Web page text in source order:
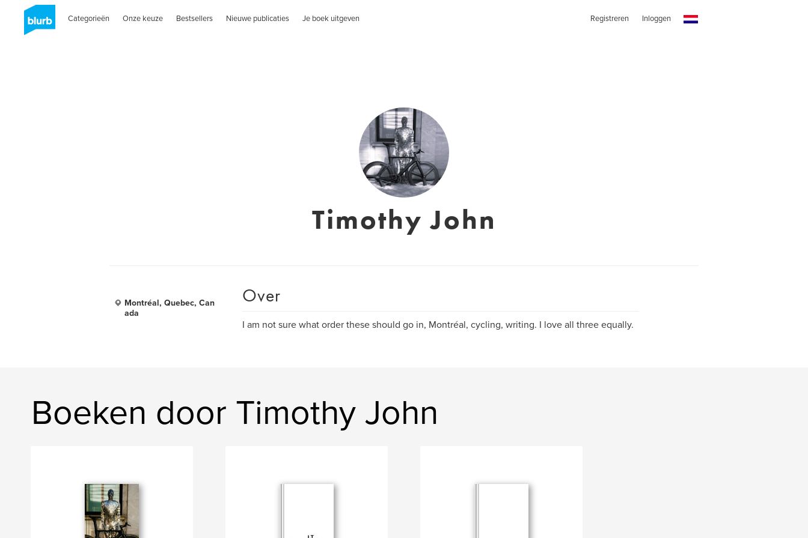
Categorieën Onze keuze Bestsellers Nieuwe publicaties Je boek uitgeven Registreren Inloggen
Timothy John
Montréal, Quebec, Can
ada
Over
I am not sure what order these should go in, Montréal, cycling, writing. I love all three equally.
Boeken door Timothy John